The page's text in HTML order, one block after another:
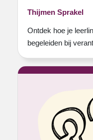
Thijmen Sprakel
Ontdek hoe je
begeleiden bij